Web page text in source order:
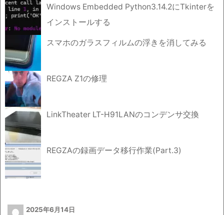
Windows Embedded Python3.14.2にTkinterを
インストールする
スマホのガラスフィルムの浮きを消してみる
REGZA Z1の修理
LinkTheater LT-H91LANのコンデンサ交換
REGZAの録画データ移行作業(Part.3)
2025年6月14日